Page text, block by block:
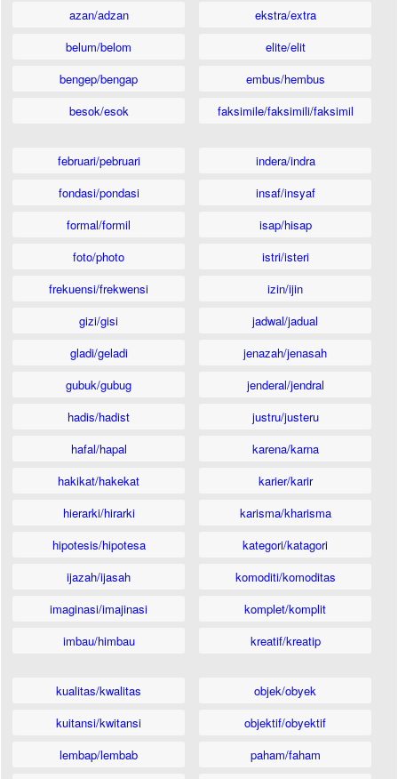
azan/adzan
belum/belom
bengep/bengap
besok/esok
ekstra/extra
elite/elit
embus/hembus
faksimile/faksimili/faksimil
februari/pebruari
fondasi/pondasi
formal/formil
foto/photo
frekuensi/frekwensi
gizi/gisi
gladi/geladi
gubuk/gubug
hadis/hadist
hafal/hapal
hakikat/hakekat
hierarki/hirarki
hipotesis/hipotesa
ijazah/ijasah
imaginasi/imajinasi
imbau/himbau
indera/indra
insaf/insyaf
isap/hisap
istri/isteri
izin/ijin
jadwal/jadual
jenazah/jenasah
jenderal/jendral
justru/justeru
karena/karna
karier/karir
karisma/kharisma
kategori/katagori
komoditi/komoditas
komplet/komplit
kreatif/kreatip
kualitas/kwalitas
kuitansi/kwitansi
lembap/lembab
objek/obyek
objektif/obyektif
paham/faham